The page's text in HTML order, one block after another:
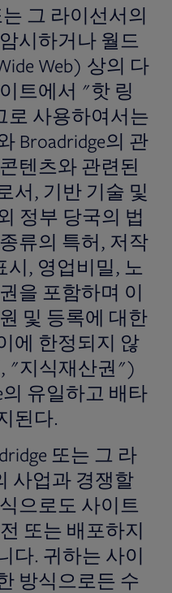
그 라이선서의
시하거나 월드
Web) 상의 다
트에서 "핫 링
로 사용하여서는
Broadridge의 관
텐츠와 관련된
서, 기반 기술 및
정부 당국의 법
류의 특허, 저작
시, 영업비밀, 노
을 포함하며 이
및 등록에 대한
에 한정되지 않
"지식재산권")
의 유일하고 배타
된다.
또는 그 라
사업과 경쟁할
으로도 사이트
또는 배포하지
다. 귀하는 사이
방식으로든 수